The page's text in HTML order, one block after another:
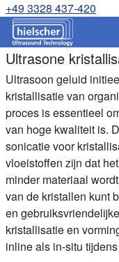
+49 3328 437-420
Ultrasone
Ultrasoon geluid
kristallisatie van
proces is essentieel
van hoge kwaliteit is.
sonicatie voor
vloeistoffen zijn dat
minder materiaal
van de kristallen kunt
en
kristallisatie en
inline als in-situ